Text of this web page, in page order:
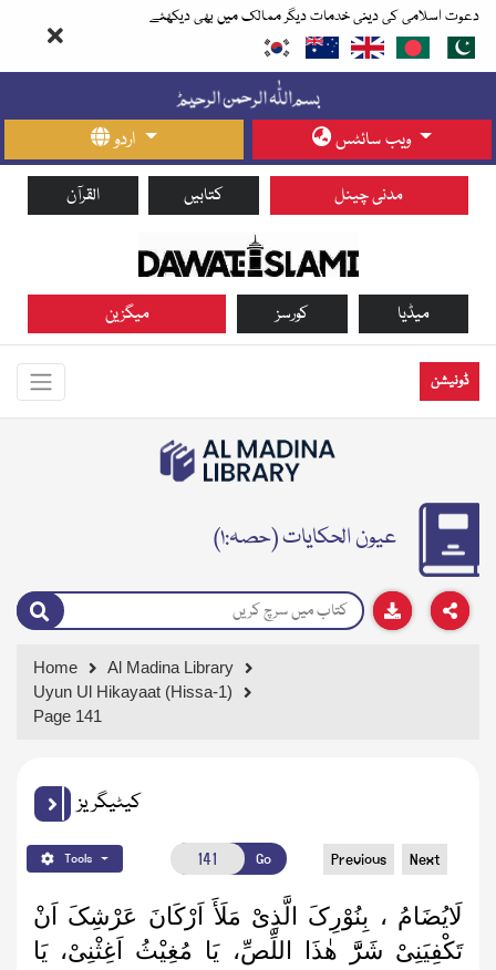
دعوت اسلامی کی دینی خدمات دیگر ممالک میں بھی دیکھئے
اردو ویب سائٹس
القرآن کتابیں مدنی چینل
میگزین کورسز میڈیا
ڈونیشن
عیون الحکایات (حصہ:۱)
Home
Al Madina Library
Uyun Ul Hikayaat (Hissa-1)
Page 141
کیٹیگریز
Tools Go Previous Next
لَایُضَامُ ، بِنُوْرِکَ الَّذِیْ مَلَأَ اَرْکَانَ عَرْشِکَ اَنْ
تَکْفِیَنِیْ شَرَّّ ھٰذَا اللِّصِّ، یَا مُغِیْثُ اَغِثْنِیْ، یَا